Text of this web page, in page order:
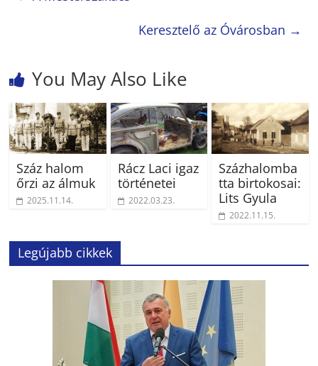
Keresztelő az Óvárosban →
You May Also Like
Száz halom
őrzi az álmuk
2025.11.14.
Rácz Laci igaz
történetei
2022.03.23.
Százhalomba
tta birtokosai:
Lits Gyula
2022.11.15.
Legújabb cikkek